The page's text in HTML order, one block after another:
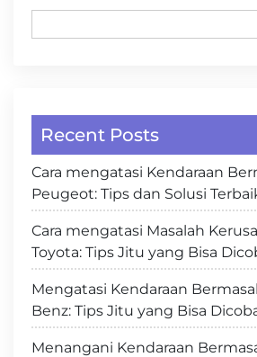
Recent Posts
Cara mengatasi Kendaraan
Peugeot: Tips dan Solusi
Cara mengatasi Masalah
Toyota: Tips Jitu yang Bisa
Mengatasi Kendaraan
Benz: Tips Jitu yang Bisa
Menangani Kendaraan